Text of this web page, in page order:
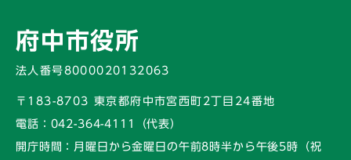
府中市役所
法人番号8000020132063
〒183-8703 東京都府中市宮西町2丁目24番地
電話： 042-364-4111（代表）
開庁時間： 月曜日から金曜日の午前8時半から午後5時 （祝